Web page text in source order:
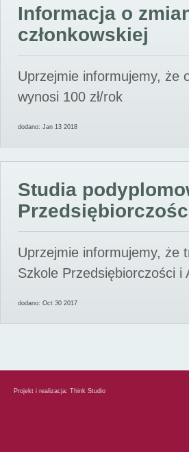
Informacja o
członkowskiej
Uprzejmie informujemy, że
wynosi 100 zł/rok
dodano: Jan 13 2018
Studia
Uprzejmie informujemy, że
Szkole Przedsiębiorczości i
dodano: Oct 30 2017
Projekt i realizacja: Think Studio